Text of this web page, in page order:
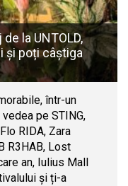
la UNTOLD,
și poți câștiga
într-un
pe STING,
RIDA, Zara
R3HAB, Lost
an, Iulius Mall
și ți-a